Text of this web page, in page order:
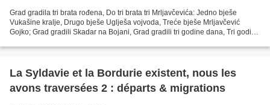
Grad gradila tri brata rođena, Do tri brata tri Mrljavčevića: Jedno bješe
Vukašine kralje, Drugo bješe Uglješa vojvoda, Treće bješe Mrljavčević
Gojko; Grad gradili Skadar na Bojani, Grad gradili tri godine dana, Tri godine
La Syldavie et la Bordurie existent, nous les
avons traversées 2 : départs & migrations